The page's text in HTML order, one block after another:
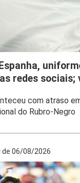
redes sociais;
com atraso
do Rubro-Negro
de 06/08/2026